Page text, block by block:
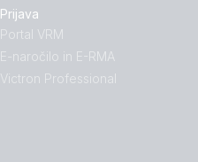
Prijava
Portal VRM
E-naročilo in E-RMA
Victron Professional